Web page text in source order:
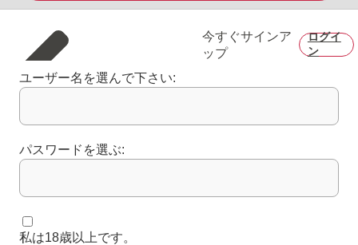
今すぐサインア
ップ
ログイ
ン
ユーザー名を選んで下さい:
パスワードを選ぶ:
私は18歳以上です。